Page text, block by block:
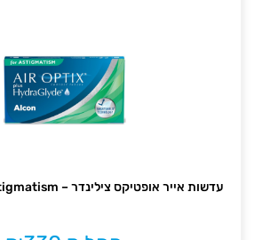
עדשות אייר אופטיקס צילינדר – Air Optix for Astigmatism